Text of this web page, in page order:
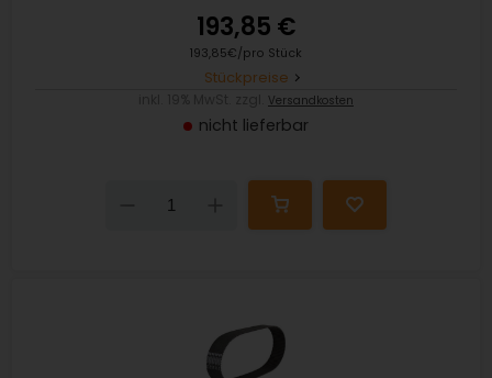
193,85 €
193,85€/pro Stück
Stückpreise
Versandkosten
nicht lieferbar
Down